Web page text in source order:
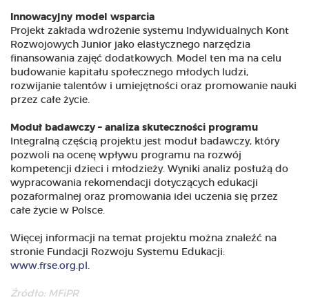
Innowacyjny model wsparcia
Projekt zakłada wdrożenie systemu Indywidualnych Kont
Rozwojowych Junior jako elastycznego narzędzia
finansowania zajęć dodatkowych. Model ten ma na celu
budowanie kapitału społecznego młodych ludzi,
rozwijanie talentów i umiejętności oraz promowanie nauki
przez całe życie.
Moduł badawczy – analiza skuteczności programu
Integralną częścią projektu jest moduł badawczy, który
pozwoli na ocenę wpływu programu na rozwój
kompetencji dzieci i młodzieży. Wyniki analiz posłużą do
wypracowania rekomendacji dotyczących edukacji
pozaformalnej oraz promowania idei uczenia się przez
całe życie w Polsce.
Więcej informacji na temat projektu można znaleźć na
stronie Fundacji Rozwoju Systemu Edukacji:
www.frse.org.pl .
Źródło: MFiPR